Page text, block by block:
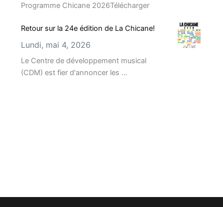
Programme Chicane 2026Télécharger
Retour sur la 24e édition de La Chicane!
Lundi, mai 4, 2026
Le Centre de développement musical
(CDM) est fier d'annoncer les …